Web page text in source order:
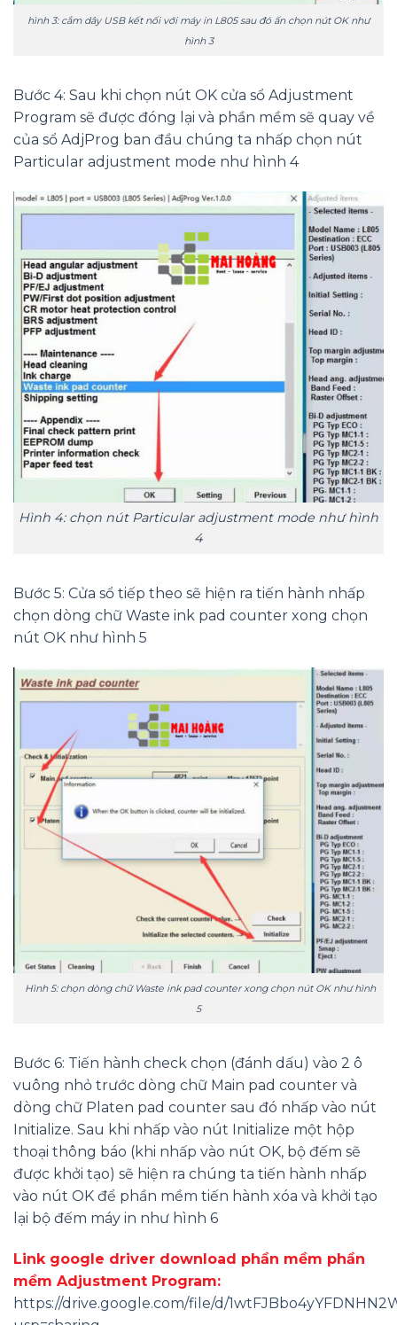
hình 3: cắm dây USB kết nối với máy in L805 sau đó ấn chọn nút OK như
hình 3
Bước 4: Sau khi chọn nút OK cửa sổ Adjustment
Program sẽ được đóng lại và phần mềm sẽ quay về
của sổ AdjProg ban đầu chúng ta nhấp chọn nút
Particular adjustment mode như hình 4
Hình 4: chọn nút Particular adjustment mode như hình
4
Bước 5: Cửa sổ tiếp theo sẽ hiện ra tiến hành nhấp
chọn dòng chữ Waste ink pad counter xong chọn
nút OK như hình 5
Hình 5: chọn dòng chữ Waste ink pad counter xong chọn nút OK như hình
5
Bước 6: Tiến hành check chọn (đánh dấu) vào 2 ô
vuông nhỏ trước dòng chữ Main pad counter và
dòng chữ Platen pad counter sau đó nhấp vào nút
Initialize. Sau khi nhấp vào nút Initialize một hộp
thoại thông báo (khi nhấp vào nút OK, bộ đếm sẽ
được khởi tạo) sẽ hiện ra chúng ta tiến hành nhấp
vào nút OK để phần mềm tiến hành xóa và khởi tạo
lại bộ đếm máy in như hình 6
Link google driver download phần mềm phần
mềm Adjustment Program:
https://drive.google.com/file/d/